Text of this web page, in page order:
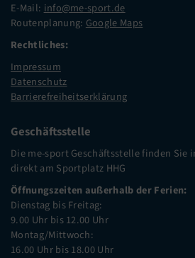
E-Mail: info@me-sport.de
Routenplanung: Google Maps
Rechtliches:
Impressum
Datenschutz
Barrierefreiheitserklärung
Geschäftsstelle
Die me-sport Geschäftsstelle finden Sie
direkt am Sportplatz HHG
Öffnungszeiten außerhalb der Ferien:
Dienstag bis Freitag:
9.00 Uhr bis 12.00 Uhr
Montag/Mittwoch:
16.00 Uhr bis 18.00 Uhr